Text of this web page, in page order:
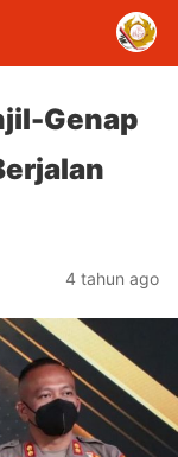
Genap
4 tahun ago